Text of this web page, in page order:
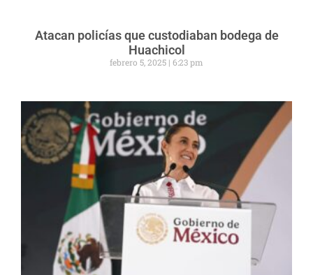
Atacan policías que custodiaban bodega de
Huachicol
febrero 5, 2025 6:23 pm